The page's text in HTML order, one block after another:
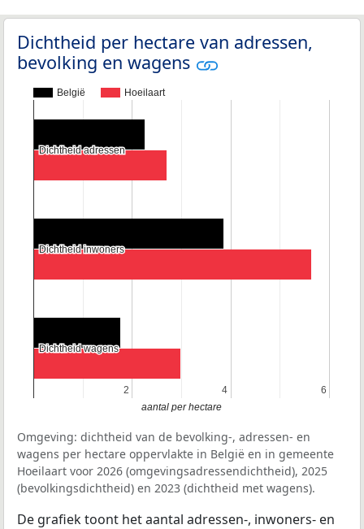
Dichtheid per hectare van adressen,
bevolking en wagens
België Hoeilaart
2
2 4
4 6
6
Dichtheid adressen
Dichtheid adressen
Dichtheid inwoners
Dichtheid inwoners
Dichtheid wagens
Dichtheid wagens
aantal per hectare
Omgeving: dichtheid van de bevolking-, adressen- en
wagens per hectare oppervlakte in België en in gemeente
Hoeilaart voor 2026 (omgevingsadressendichtheid), 2025
(bevolkingsdichtheid) en 2023 (dichtheid met wagens).
De grafiek toont het aantal adressen-, inwoners- en